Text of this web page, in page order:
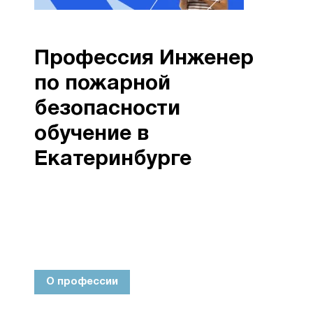
Профессия Инженер
по пожарной
безопасности
обучение в
Екатеринбурге
О профессии